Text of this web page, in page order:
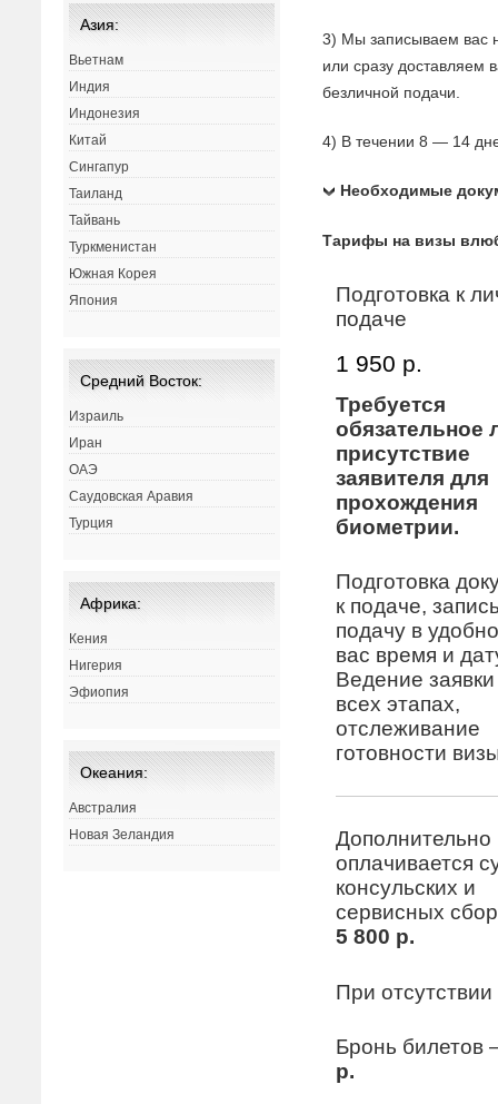
3) Мы записываем вас
или сразу доставляем
безличной подачи.
4) В течении 8 — 14
Необходимые
Тарифы на визы
Подготовка к
подаче
1 950 р.
Требуется
обязательное
присутствие
заявителя для
прохождения
биометрии.
Подготовка
к подаче,
подачу в
вас время и
Ведение
всех этапах,
отслеживание
готовности
Дополнительно
оплачивается
консульских и
сервисных
5 800 р.
При отсутствии
Бронь
р.
Азия:
Вьетнам
Индия
Индонезия
Китай
Сингапур
Таиланд
Тайвань
Туркменистан
Южная Корея
Япония
Средний Восток:
Израиль
Иран
ОАЭ
Саудовская Аравия
Турция
Африка:
Кения
Нигерия
Эфиопия
Океания:
Австралия
Новая Зеландия